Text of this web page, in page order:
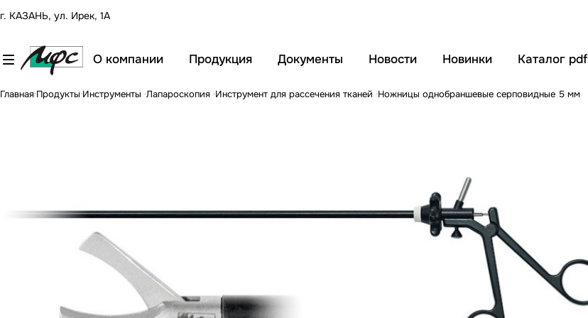
г. КАЗАНЬ, ул. Ирек, 1А
О компании Продукция Документы Новости Новинки Каталог pdf
Главная Продукты Инструменты Лапароскопия Инструмент для рассечения тканей Ножницы однобраншевые серповидные 5 мм